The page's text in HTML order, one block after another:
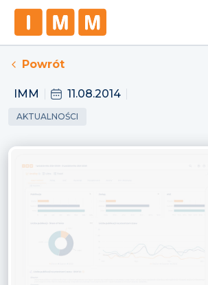
Powrót
IMM 11.08.2014
AKTUALNOŚCI